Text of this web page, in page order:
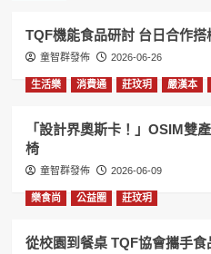
TQF機能食品研討 台日合作搭
童智群發佈 2026-06-26
生活樂 消費通 莊玟玥 嚴漢本
「設計界奧斯卡！」OSIM雙
椅
童智群發佈 2026-06-09
樂食尚 公益圈 莊玟玥
從校園到餐桌 TQF協會攜手食